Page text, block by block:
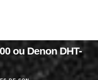
ou Denon DHT-